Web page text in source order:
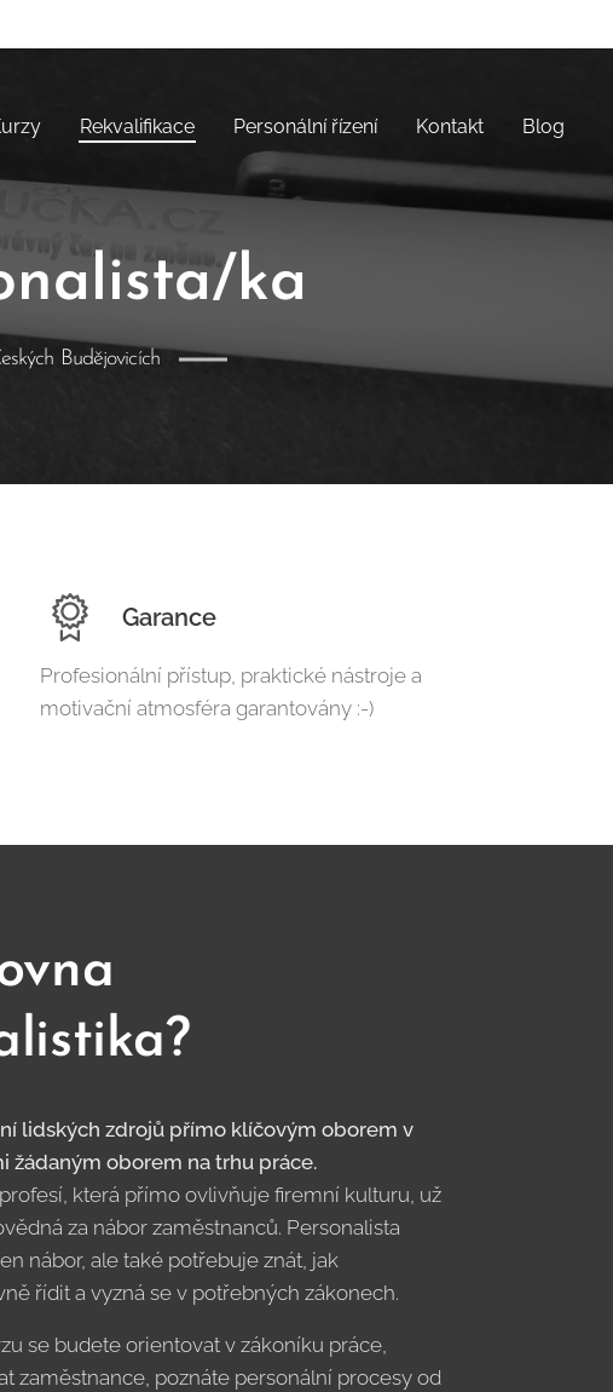
Rekvalifikace Personální řízení Kontakt Blog
ka
Budějovicích
Garance
Profesionální přístup, praktické nástroje a
motivační atmosféra garantovány :-)
lidských zdrojů přímo klíčovým oborem v
žádaným oborem na trhu práce.
která přímo ovlivňuje firemní kulturu, už
za nábor zaměstnanců. Personalista
nábor, ale také potřebuje znát, jak
řídit a vyzná se v potřebných zákonech.
se budete orientovat v zákoníku práce,
zaměstnance, poznáte personální procesy od